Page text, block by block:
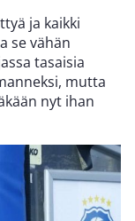
ja kaikki
se vähän
tasaisia
mutta
nyt ihan